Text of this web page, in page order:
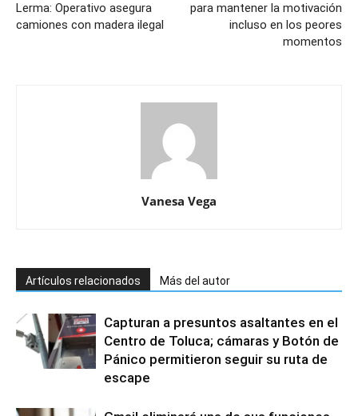
Lerma: Operativo asegura
camiones con madera ilegal
para mantener la motivación
incluso en los peores
momentos
Vanesa Vega
Artículos relacionados Más del autor
Capturan a presuntos asaltantes en el
Centro de Toluca; cámaras y Botón de
Pánico permitieron seguir su ruta de
escape